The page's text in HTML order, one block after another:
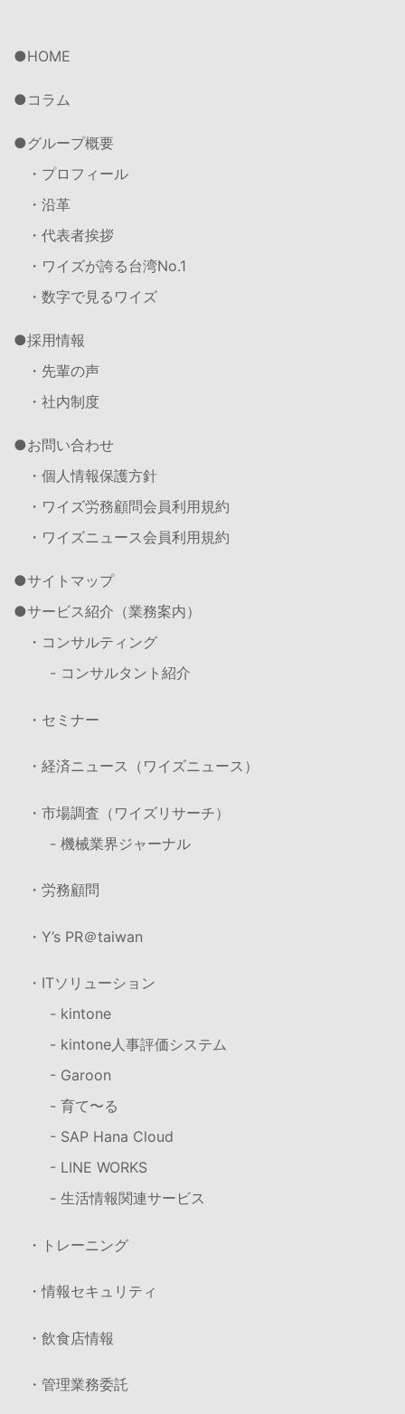
HOME
コラム
グループ概要
・プロフィール
・沿革
・代表者挨拶
・ワイズが誇る台湾No.1
・数字で見るワイズ
採用情報
・先輩の声
・社内制度
お問い合わせ
・個人情報保護方針
・ワイズ労務顧問会員利用規約
・ワイズニュース会員利用規約
サイトマップ
サービス紹介（業務案内）
・コンサルティング
- コンサルタント紹介
・セミナー
・経済ニュース（ワイズニュース）
・市場調査（ワイズリサーチ）
- 機械業界ジャーナル
・労務顧問
・Y’s PR＠taiwan
・ITソリューション
- kintone
- kintone人事評価システム
- Garoon
- 育て〜る
- SAP Hana Cloud
- LINE WORKS
- 生活情報関連サービス
・トレーニング
・情報セキュリティ
・飲食店情報
・管理業務委託